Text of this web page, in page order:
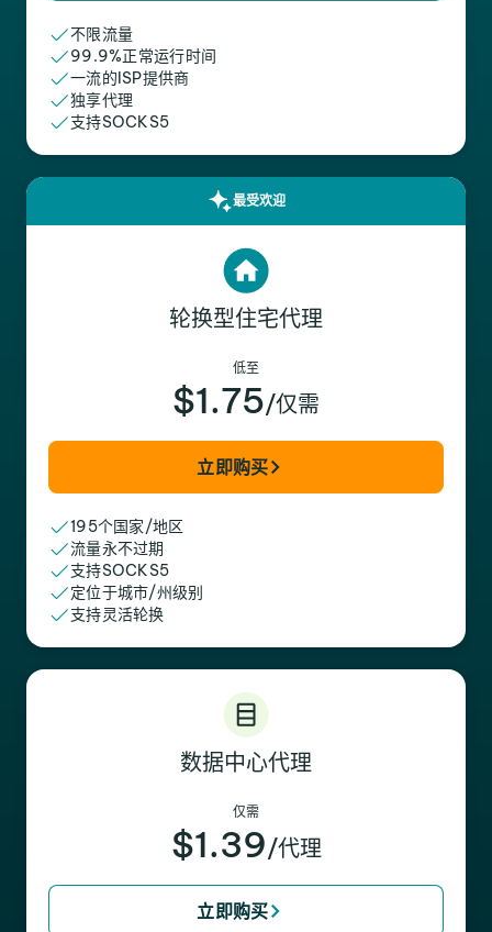
不限流量
99.9%正常运行时间
一流的ISP提供商
独享代理
支持SOCKS5
最受欢迎
轮换型住宅代理
低至
$1.75/仅需
立即购买
195个国家/地区
流量永不过期
支持SOCKS5
定位于城市/州级别
支持灵活轮换
数据中心代理
仅需
$1.39/代理
立即购买